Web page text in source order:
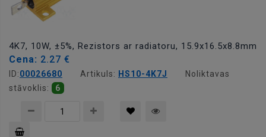
4K7, 10W, ±5%, Rezistors ar radiatoru, 15.9x16.5x8.8mm
Cena: 2.27 €
ID:00026680 Artikuls: HS10-4K7J
Noliktavas
stāvoklis:
6